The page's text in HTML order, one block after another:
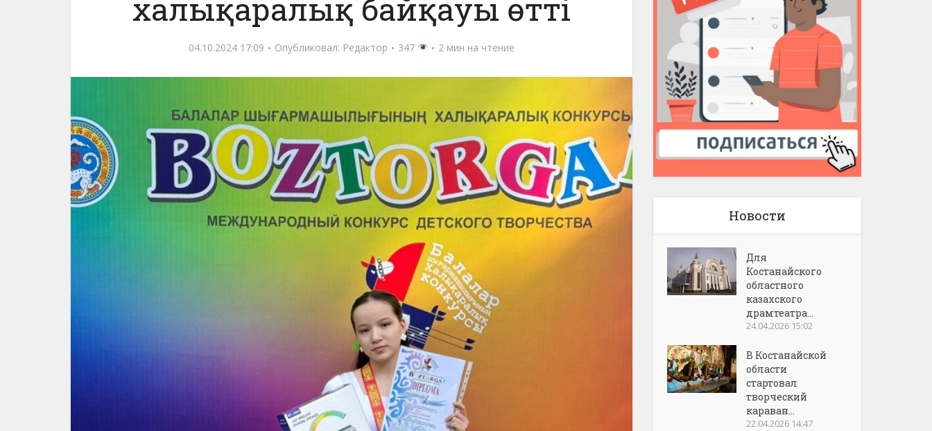
халықаралық байқауы өтті
04.10.2024 17:09 Опубликовал: Редактор 347 2 мин на чтение
Новости
Для
Костанайского
областного
казахского
драмтеатра...
24.04.2026 15:02
В Костанайской
области
стартовал
творческий
караван...
22.04.2026 14:47